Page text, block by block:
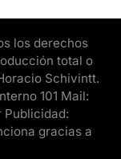
los derechos
total o
Schivintt.
101 Mail:
gracias a